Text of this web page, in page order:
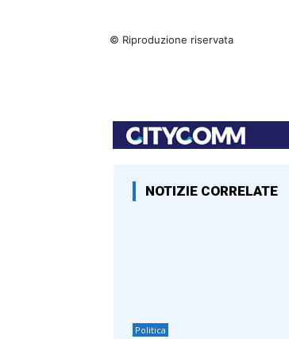
© Riproduzione riservata
NOTIZIE CORRELATE
Politica